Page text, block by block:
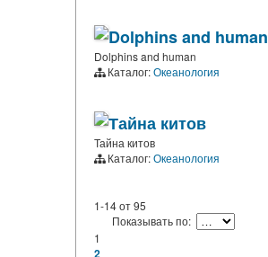
Dolphins and human
Dolphins and human
Каталог:Океанология
Тайна китов
Тайна китов
Каталог:Океанология
1-14от95
Показывать по:
1
2